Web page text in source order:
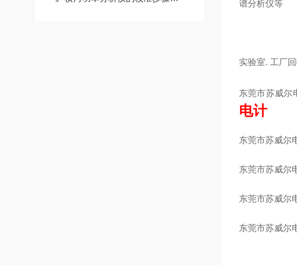
谱分析仪等
实验室. 工厂
东莞市苏威尔
电计
东莞市苏威尔
东莞市苏威尔
东莞市苏威尔
东莞市苏威尔